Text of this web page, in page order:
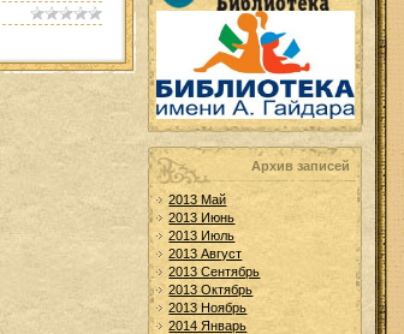
Архив записей
2013 Май
2013 Июнь
2013 Июль
2013 Август
2013 Сентябрь
2013 Октябрь
2013 Ноябрь
2014 Январь